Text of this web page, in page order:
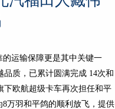
运输保障更是其中关键一
质，已累计圆满完成 14次和
下欧航超级卡车再次担任和平
万羽和平鸽的顺利放飞，提供